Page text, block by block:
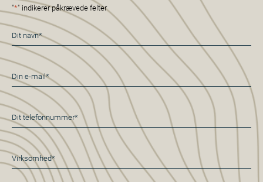
"*" indikerer påkrævede felter
Navn
*
E-
mail
*
Telefon
*
Virksomhed*
*